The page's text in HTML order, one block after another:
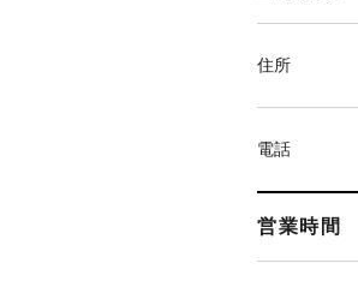
住所
電話
営業時間